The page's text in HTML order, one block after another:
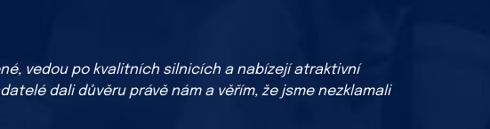
vedou po kvalitních silnicích a nabízejí atraktivní
dali důvěru právě nám a věřím, že jsme nezklamali